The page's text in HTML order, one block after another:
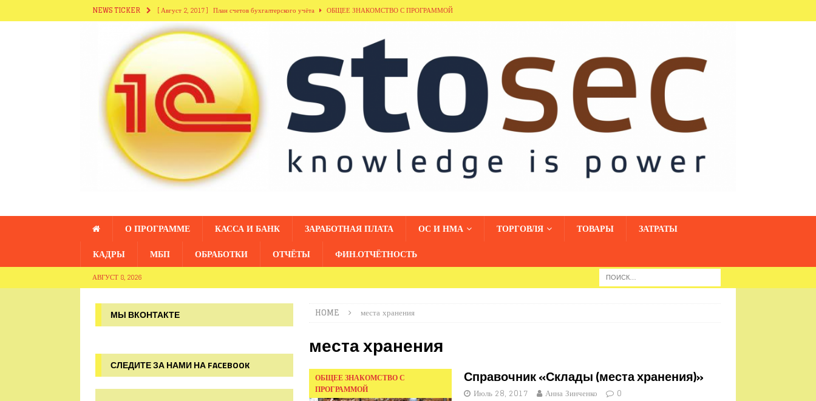
NEWS TICKER [ Август 2, 2017 ] План счетов бухгалтерского учёта
ОБЩЕЕ ЗНАКОМСТВО С ПРОГРАММОЙ
[ Август 2, 2017 ] Справочники раздела «Кадровый учёт»
Справочники из раздела «Денежные средства»
ОБЩЕЕ ЗНАКОМСТВО С ПРОГРАММОЙ
[ Июль 28, 2017 ]
Справочник «Сотрудники организаций»
ОБЩЕЕ ЗНАКОМСТВО С ПРОГРАММОЙ
[ Август 2, 2017 ] Справочник «Подразделения» ОБЩЕЕ ЗНАКОМСТВО С ПРОГРАММОЙ
О ПРОГРАММЕ КАССА И БАНК ЗАРАБОТНАЯ ПЛАТА ОС И НМА ТОРГОВЛЯ ТОВАРЫ
ЗАТРАТЫ
КАДРЫ
МБП ОБРАБОТКИ ОТЧЁТЫ ФИН.ОТЧЁТНОСТЬ
АВГУСТ 8, 2026
HOME места хранения
места хранения
ОБЩЕЕ ЗНАКОМСТВО С
ПРОГРАММОЙ
Справочник «Склады (места хранения)»
Июль 28, 2017 Анна Зинченко 0
МЫ ВКОНТАКТЕ
СЛЕДИТЕ ЗА НАМИ НА FACEBOOK